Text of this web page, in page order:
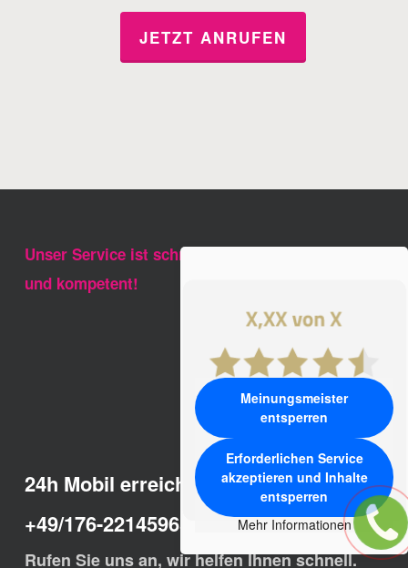
JETZT ANRUFEN
Unser Service ist schnell, freundlich, preiswert
und kompetent!
24h Mobil erreichbar:
+49/176-22145965
Rufen Sie uns an, wir helfen Ihnen schnell.
Meinungsmeister
entsperren
Erforderlichen Service
akzeptieren und Inhalte
entsperren
Mehr Informationen